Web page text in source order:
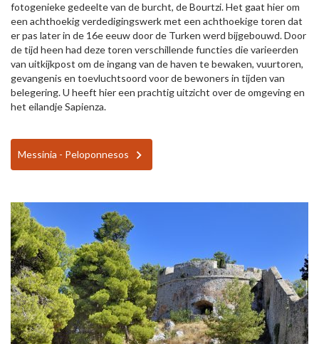
fotogenieke gedeelte van de burcht, de Bourtzi. Het gaat hier om
een achthoekig verdedigingswerk met een achthoekige toren dat
er pas later in de 16e eeuw door de Turken werd bijgebouwd. Door
de tijd heen had deze toren verschillende functies die varieerden
van uitkijkpost om de ingang van de haven te bewaken, vuurtoren,
gevangenis en toevluchtsoord voor de bewoners in tijden van
belegering. U heeft hier een prachtig uitzicht over de omgeving en
het eilandje Sapienza.
Messinia - Peloponnesos